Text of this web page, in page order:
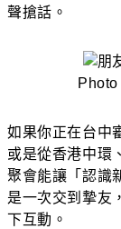
聲搶話。
如果你正在台中
或是從香港中環
聚會能讓「認識
是一次交到摯友
下互動。